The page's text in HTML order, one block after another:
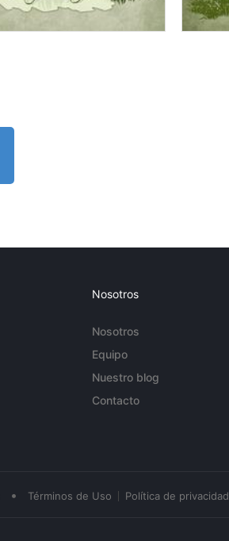
Nosotros
Nosotros
Equipo
Nuestro blog
Contacto
• Términos de Uso Política de privacidad